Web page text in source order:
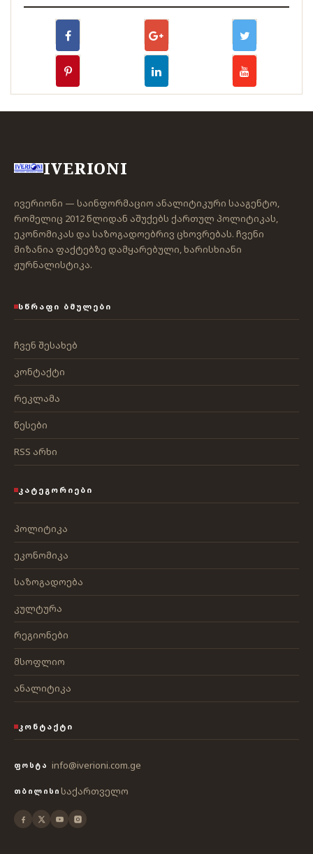
IVERIONI
ივერიონი — საინფორმაციო ანალიტიკური სააგენტო,
რომელიც 2012 წლიდან აშუქებს ქართულ პოლიტიკას,
ეკონომიკას და საზოგადოებრივ ცხოვრებას. ჩვენი
მიზანია ფაქტებზე დამყარებული, ხარისხიანი
ჟურნალისტიკა.
ᲡᲬᲠᲐᲤᲘ ᲑᲛᲣᲚᲔᲑᲘ
ჩვენ შესახებ
კონტაქტი
რეკლამა
წესები
RSS არხი
ᲙᲐᲢᲔᲒᲝᲠᲘᲔᲑᲘ
პოლიტიკა
ეკონომიკა
საზოგადოება
კულტურა
რეგიონები
მსოფლიო
ანალიტიკა
ᲙᲝᲜᲢᲐᲥᲢᲘ
ᲤᲝᲡᲢᲐ info@iverioni.com.ge
ᲗᲑᲘᲚᲘᲡᲘ საქართველო